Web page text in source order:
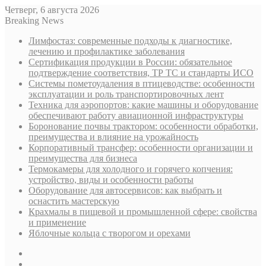
Четверг, 6 августа 2026
Breaking News
Лимфостаз: современные подходы к диагностике,
лечению и профилактике заболевания
Сертификация продукции в России: обязательное
подтверждение соответствия, ТР ТС и стандарты ИСО
Системы пометоудаления в птицеводстве: особенности
эксплуатации и роль транспортировочных лент
Техника для аэропортов: какие машины и оборудование
обеспечивают работу авиационной инфраструктуры
Боронование почвы трактором: особенности обработки,
преимущества и влияние на урожайность
Корпоративный трансфер: особенности организации и
преимущества для бизнеса
Термокамеры для холодного и горячего копчения:
устройство, виды и особенности работы
Оборудование для автосервисов: как выбрать и
оснастить мастерскую
Крахмалы в пищевой и промышленной сфере: свойства
и применение
Яблочные кольца с творогом и орехами